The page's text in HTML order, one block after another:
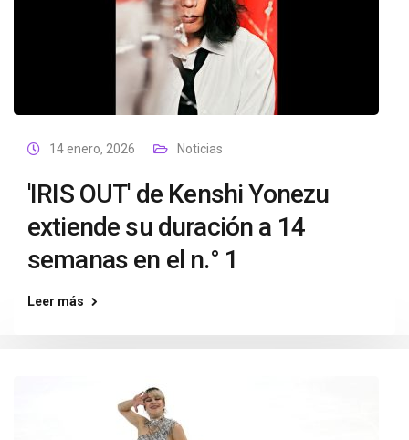
14 enero, 2026 Noticias
'IRIS OUT' de Kenshi Yonezu
extiende su duración a 14
semanas en el n.° 1
Leer más